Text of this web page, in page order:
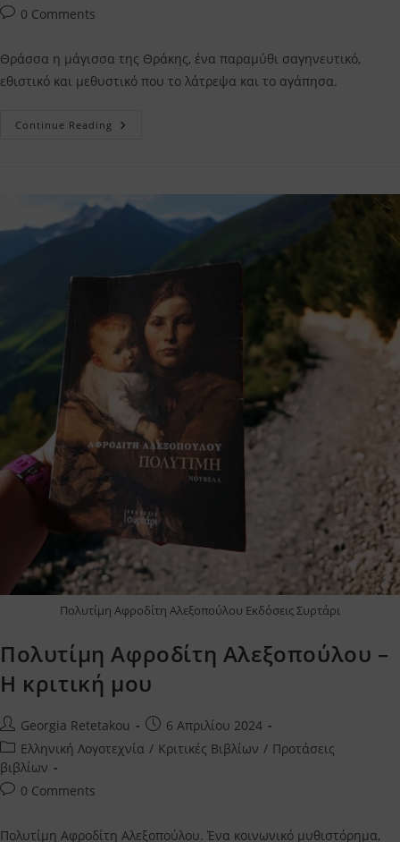
Post0 Comments
Θράσσα η μάγισσα της Θράκης, ένα παραμύθι σαγηνευτικό,
εθιστικό και μεθυστικό που το λάτρεψα και το αγάπησα.
Continue Reading Θράσσα
Δαλακούρα
–
Πολυτίμη Αφροδίτη Αλεξοπούλου Εκδόσεις Συρτάρι
Πολυτίμη Αφροδίτη Αλεξοπούλου –
Η κριτική μου
Post
author:
Georgia Retetakou
Post
published:
6 Απριλίου 2024
Post
category:
Ελληνική Λογοτεχνία / Κριτικές Βιβλίων / Προτάσεις
βιβλίων
Post0 Comments
Πολυτίμη Αφροδίτη Αλεξοπούλου. Ένα κοινωνικό μυθιστόρημα,